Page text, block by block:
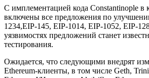
С имплементацией кода Constantinople в
включены все предложения по
1234,EIP-145, EIP-1014, EIP-1052, EIP-
уязвимостях предложений станет
тестирования.
Ожидается, что следующими внедрят
Ethereum-клиенты, в том числе Geth,